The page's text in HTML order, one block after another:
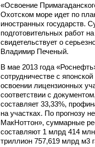
«Освоение
Охотском море идет по
иностранных государств.
подготовительных работ
свидетельствует о
Владимир Печеный.
В мае 2013 года
сотрудничестве с
освоении лицензионных
соответствии с
составляет 33,33%,
на участках. По прогнозу
МакНоттон», суммарные
составляют 1 млрд 414
триллион 757,619 млрд м3